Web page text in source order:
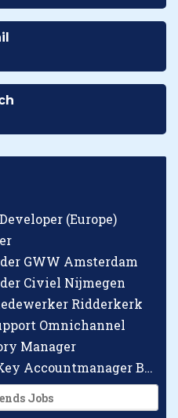
(Europe)
GWW Amsterdam
Civiel Nijmegen
Ridderkerk
Omnichannel
Manager
Checkpoint Systems Key Accountmanager Benelux
Jobs